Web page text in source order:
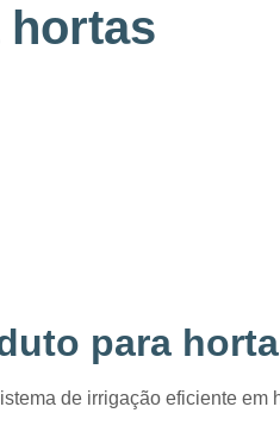
hortas
para
de irrigação eficiente em